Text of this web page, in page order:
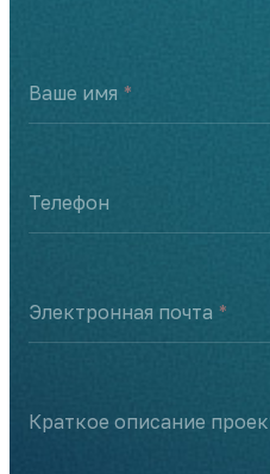
Ваше имя
Телефон
Электронная почта
Краткое описание